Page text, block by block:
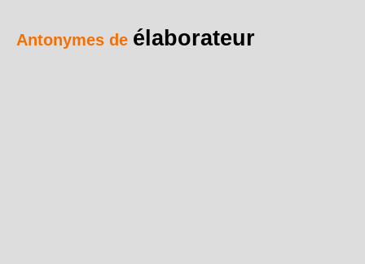
Antonymes de élaborateur